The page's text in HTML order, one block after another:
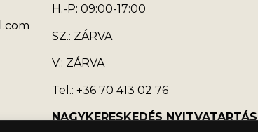
H.-P: 09:00-17:00
SZ.: ZÁRVA
V.: ZÁRVA
Tel.: +36 70 413 02 76
NAGYKERESKEDÉS NYITVATARTÁS